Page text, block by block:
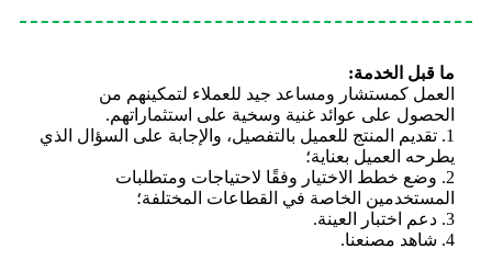
ما قبل الخدمة:
العمل كمستشار ومساعد جيد للعملاء لتمكينهم من
الحصول على عوائد غنية وسخية على استثماراتهم.
1. تقديم المنتج للعميل بالتفصيل، والإجابة على السؤال الذي
يطرحه العميل بعناية؛
2. وضع خطط الاختيار وفقًا لاحتياجات ومتطلبات
المستخدمين الخاصة في القطاعات المختلفة؛
3. دعم اختبار العينة.
4. شاهد مصنعنا.